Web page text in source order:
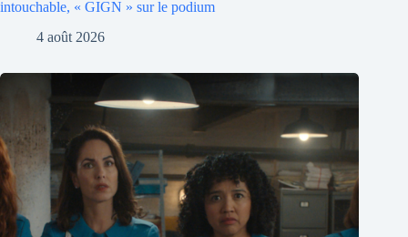
intouchable, « GIGN » sur le podium
4 août 2026